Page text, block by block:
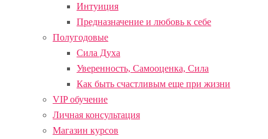
Интуиция
Предназначение и любовь к себе
Полугодовые
Сила Духа
Уверенность, Самооценка, Сила
Как быть счастливым еще при жизни
VIP обучение
Личная консультация
Магазин курсов